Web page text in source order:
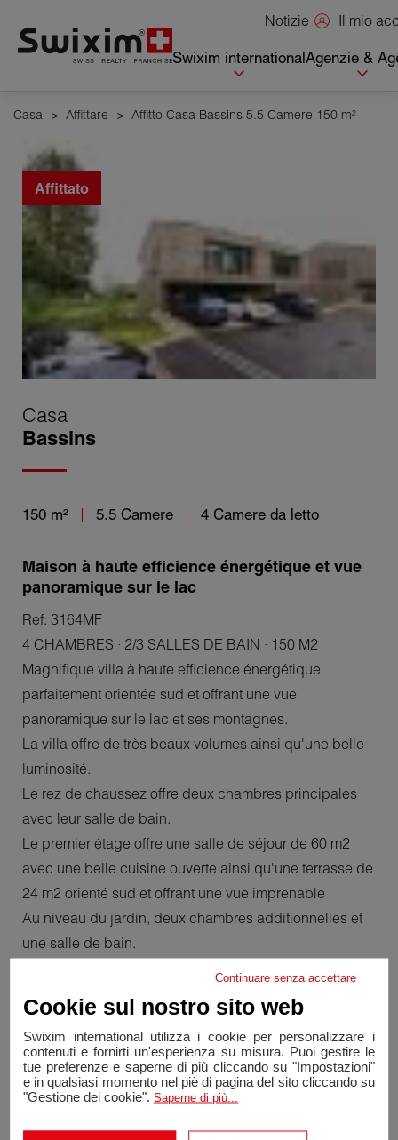
Notizie Il mio
Swixim internationalAgenzie &
Casa > Affittare > Affitto Casa Bassins 5.5 Camere 150 m²
Affittato
Casa
Bassins
150 m² 5.5 Camere 4 Camere da letto
Maison à haute efficience énergétique et vue
panoramique sur le lac
Ref: 3164MF
4 CHAMBRES · 2/3 SALLES DE BAIN · 150 M2
Magnifique villa à haute efficience énergétique
parfaitement orientée sud et offrant une vue
panoramique sur le lac et ses montagnes.
La villa offre de très beaux volumes ainsi qu'une belle
luminosité.
Le rez de chaussez offre deux chambres principales
avec leur salle de bain.
Le premier étage offre une salle de séjour de 60 m2
avec une belle cuisine ouverte ainsi qu'une terrasse de
24 m2 orienté sud et offrant une vue imprenable
Au niveau du jardin, deux chambres additionnelles et
une salle de bain.
Un parking couvert permet d'abriter 2 voitures.
A visiter sans tarder,
A noter que des honoraires de location d'un demi-mois
de loyer + tva seront demander à la signature du
Continuare senza accettare
Cookie sul nostro sito web
Swixim international utilizza i cookie per personalizzare i
contenuti e fornirti un'esperienza su misura. Puoi gestire le
tue preferenze e saperne di più cliccando su "Impostazioni"
e in qualsiasi momento nel piè di pagina del sito cliccando su
"Gestione dei cookie".Saperne di più...